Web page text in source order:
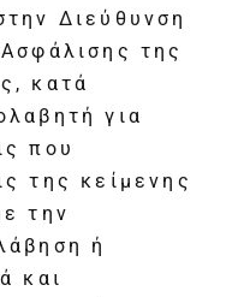
Διεύθυνση
της
κατά
για
που
της κείμενης
την
ή
και